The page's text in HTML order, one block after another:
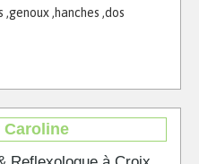
,hanches ,dos
Caroline